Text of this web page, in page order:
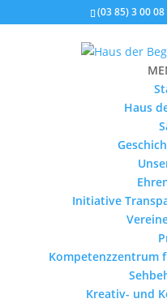
(03 85) 3 00 08
Haus
Initiative
Kompetenzzentrum
Kreativ- und